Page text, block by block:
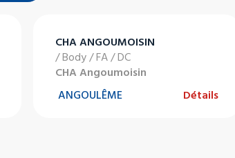
CHA ANGOUMOISIN
/ Body / FA / DC
CHA Angoumoisin
ANGOULÊME
Détails